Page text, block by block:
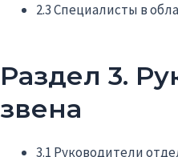
2.3 Специалисты в
Раздел 3.
звена
3.1 Руководители